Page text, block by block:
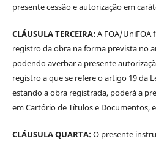
presente cessão e autorização em
CLÁUSULA TERCEIRA:A FOA/UniFOA
registro da obra na forma prevista no
podendo averbar a presente
registro a que se refere o artigo 19 da
estando a obra registrada, poderá a
em Cartório de Títulos e Documentos,
CLÁUSULA QUARTA:O presente